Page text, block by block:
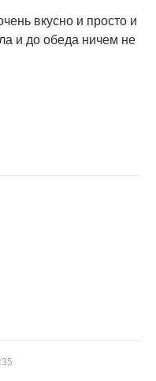
вкусно и просто и
и до обеда ничем не